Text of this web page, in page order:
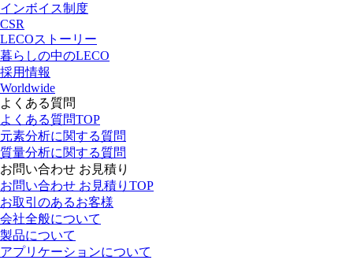
インボイス制度
CSR
LECOストーリー
暮らしの中のLECO
採用情報
Worldwide
よくある質問
よくある質問TOP
元素分析に関する質問
質量分析に関する質問
お問い合わせ お見積り
お問い合わせ お見積りTOP
お取引のあるお客様
会社全般について
製品について
アプリケーションについて